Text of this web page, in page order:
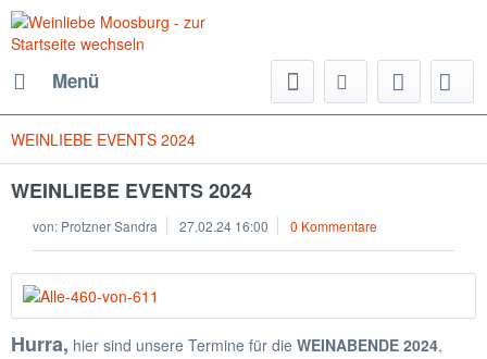
Menü
WEINLIEBE EVENTS 2024
WEINLIEBE EVENTS 2024
von: Protzner Sandra 27.02.24 16:00 0 Kommentare
Hurra, hier sind unsere Termine für die WEINABENDE 2024,